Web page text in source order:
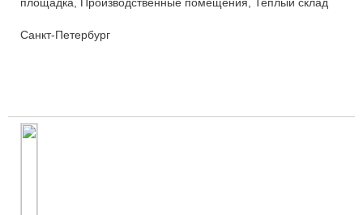
Санкт-Петербург